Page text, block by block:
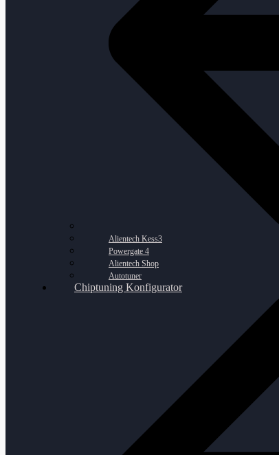
Alientech Kess3
Powergate 4
Alientech Shop
Autotuner
Chiptuning Konfigurator